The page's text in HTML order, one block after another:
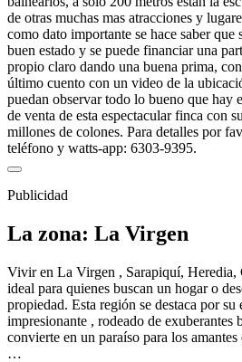
de otras muchas mas atracciones y
como dato importante se hace saber
buen estado y se puede financiar una
propio claro dando una buena prima,
último cuento con un video de la
puedan observar todo lo bueno que hay
de venta de esta espectacular finca con
millones de colones. Para detalles por
teléfono y watts-app: 6303-9395.
Publicidad
La zona: La Virgen
Vivir en La Virgen , Sarapiquí, Heredia,
ideal para quienes buscan un hogar o
propiedad. Esta región se destaca por su
impresionante , rodeado de exuberantes
convierte en un paraíso para los
…